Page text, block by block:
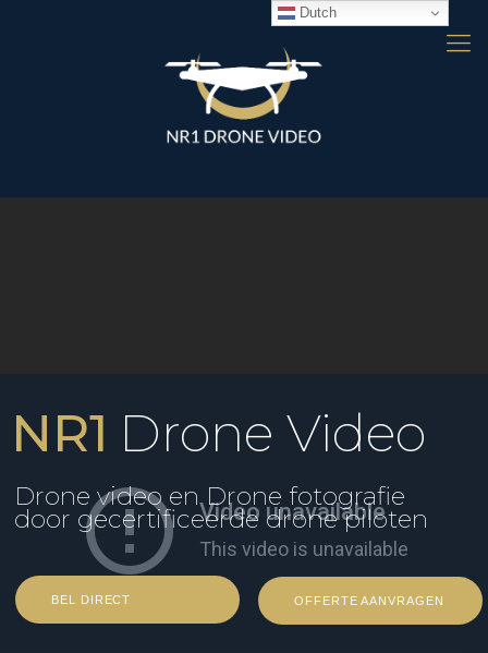
Drone video en Drone fotografie
door gecertificeerde drone piloten
Drone Video
OFFERTE AANVRAGEN
BEL DIRECT
NR1
Dutch